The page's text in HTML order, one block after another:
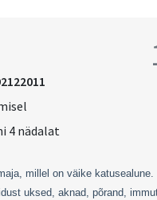
4 nädalat
millel on väike katusealune.
uksed, aknad, põrand,